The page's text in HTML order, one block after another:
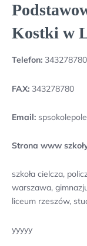
Kostki w
Telefon: 343278780
FAX: 343278780
Email:
Strona www
szkoła cielcza,
warszawa,
liceum rzeszów,
yyyyy